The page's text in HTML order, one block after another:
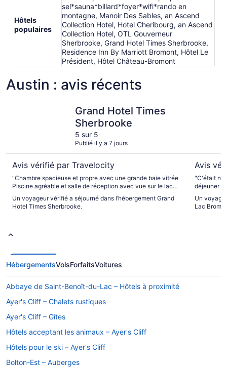
Hôtels
populaires
sel*sauna*billard*foyer*wifi*rando en
montagne, Manoir Des Sables, an Ascend
Collection Hotel, Hotel Cheribourg, an Ascend
Collection Hotel, OTL Gouverneur
Sherbrooke, Grand Hotel Times Sherbrooke,
Residence Inn By Marriott Bromont, Hôtel Le
Président, Hôtel Château-Bromont
Austin : avis récents
Grand Hotel Times
Sherbrooke
5 sur 5
Publié il y a 7 jours
Avis vérifié par Travelocity
"Chambre spacieuse et propre avec une grande baie vitrée
Piscine agréable et salle de réception avec vue sur le lac
Un voyageur vérifié a séjourné dans l’hébergement Grand
Hotel Times Sherbrooke.
Avis
"C'était
déjeuner
Un
Lac
HébergementsVolsForfaitsVoitures
Abbaye de Saint-Benoît-du-Lac – Hôtels à proximité
Ayer's Cliff – Chalets rustiques
Ayer's Cliff – Gîtes
Hôtels acceptant les animaux – Ayer's Cliff
Hôtels pour le ski – Ayer's Cliff
Bolton-Est – Auberges